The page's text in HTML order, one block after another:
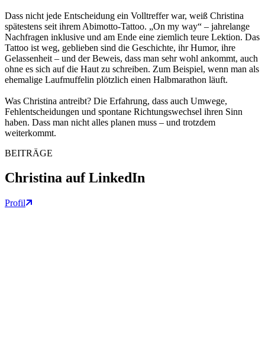
Dass nicht jede Entscheidung ein Volltreffer war, weiß Christina
spätestens seit ihrem Abimotto-Tattoo. „On my way“ – jahrelange
Nachfragen inklusive und am Ende eine ziemlich teure Lektion. Das
Tattoo ist weg, geblieben sind die Geschichte, ihr Humor, ihre
Gelassenheit – und der Beweis, dass man sehr wohl ankommt, auch
ohne es sich auf die Haut zu schreiben. Zum Beispiel, wenn man als
ehemalige Laufmuffelin plötzlich einen Halbmarathon läuft.
Was Christina antreibt? Die Erfahrung, dass auch Umwege,
Fehlentscheidungen und spontane Richtungswechsel ihren Sinn
haben. Dass man nicht alles planen muss – und trotzdem
weiterkommt.
BEITRÄGE
Christina auf LinkedIn
Profil